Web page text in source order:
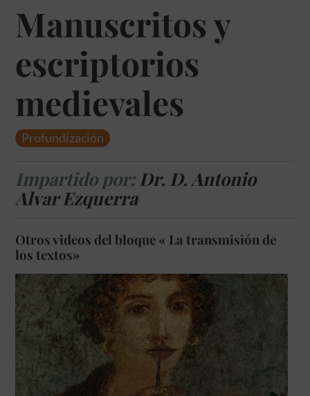
Manuscritos y
escriptorios
medievales
Profundización
Impartido por: Dr. D. Antonio
Alvar Ezquerra
Otros videos del bloque « La transmisión de
los textos»